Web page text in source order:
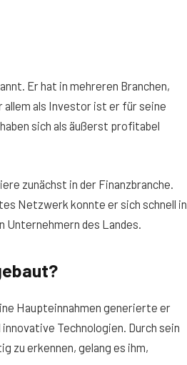
Er hat in mehreren Branchen,
allem als Investor ist er für seine
sich als äußerst profitabel
zunächst in der Finanzbranche.
Netzwerk konnte er sich schnell in
des Landes.
Haupteinnahmen generierte er
Technologien. Durch sein
zu erkennen, gelang es ihm,